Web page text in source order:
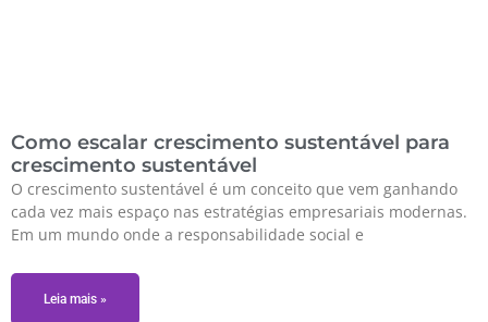
Como escalar crescimento sustentável para
crescimento sustentável
O crescimento sustentável é um conceito que vem ganhando
cada vez mais espaço nas estratégias empresariais modernas.
Em um mundo onde a responsabilidade social e
Leia mais »